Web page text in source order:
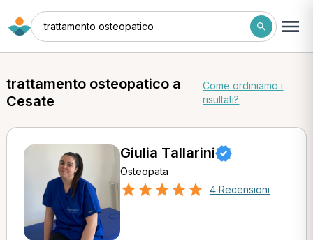
trattamento osteopatico
trattamento osteopatico a
Cesate
Come ordiniamo i
risultati?
Giulia Tallarini
Osteopata
4 Recensioni